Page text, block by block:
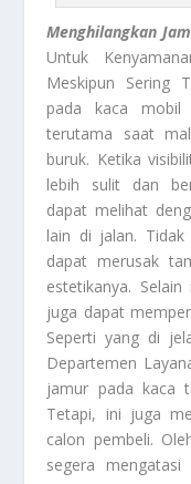
Menghilangkan
Untuk
Meskipun Sering
pada kaca mobil
terutama saat
buruk. Ketika
lebih sulit dan
dapat melihat
lain di jalan.
dapat merusak
estetikanya.
juga dapat
Seperti yang di
Departemen
jamur pada kaca
Tetapi, ini juga
calon pembeli.
segera